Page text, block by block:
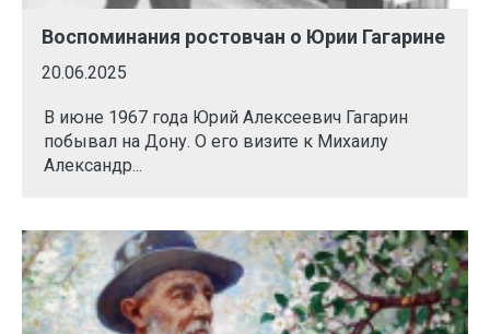
Воспоминания ростовчан о Юрии Гагарине
20.06.2025
В июне 1967 года Юрий Алексеевич Гагарин
побывал на Дону. О его визите к Михаилу
Александр...